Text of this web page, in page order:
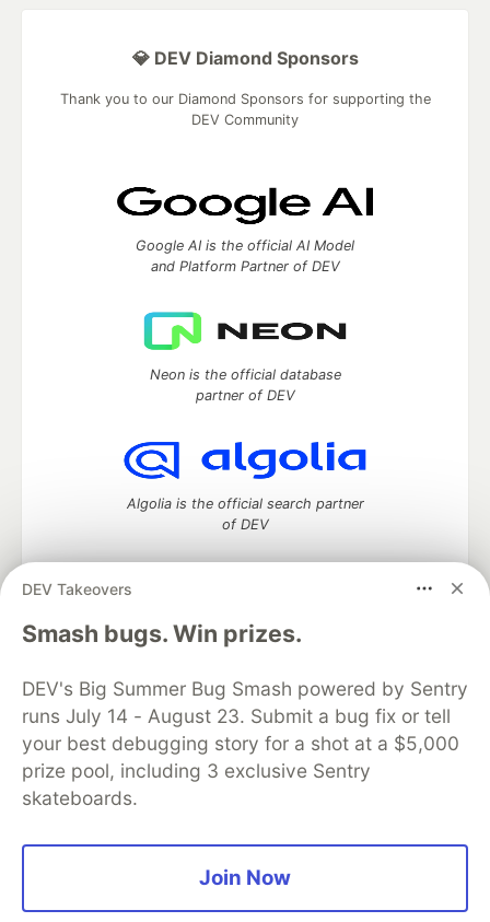
DEV Takeovers
Smash bugs. Win prizes.
DEV's Big Summer Bug Smash powered by Sentry
runs July 14 - August 23. Submit a bug fix or tell
your best debugging story for a shot at a $5,000
prize pool, including 3 exclusive Sentry
skateboards.
Join Now
💎 DEV Diamond Sponsors
Thank you to our Diamond Sponsors for supporting the
DEV Community
Google AI is the official AI Model
and Platform Partner of DEV
Neon is the official database
partner of DEV
Algolia is the official search partner
of DEV
DEV Community— A space to discuss and keep up software
development and manage your software career
DEV Education Tracks
DEV Help
Advertise on DEV
Organization Accounts
DEV Showcase About
Contact
Free Postgres Database
DEV Shop
MLH
Code of Conduct
Privacy Policy
Terms of Use
Built on
Forem open source software that powers
and other inclusive communities.